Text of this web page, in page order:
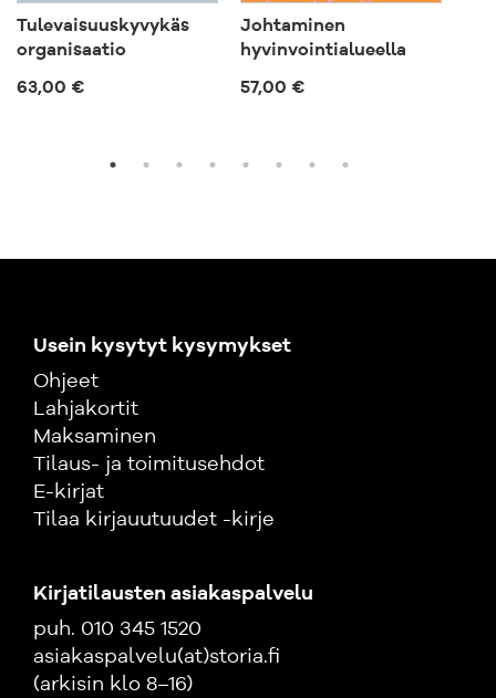
Tulevaisuuskyvykäs
organisaatio
63,00 €
Johtaminen
hyvinvointialueella
57,00 €
Usein kysytyt kysymykset
Ohjeet
Lahjakortit
Maksaminen
Tilaus- ja toimitusehdot
E-kirjat
Tilaa kirjauutuudet -kirje
Kirjatilausten asiakaspalvelu
puh. 010 345 1520
asiakaspalvelu(at)storia.fi
(arkisin klo 8–16)